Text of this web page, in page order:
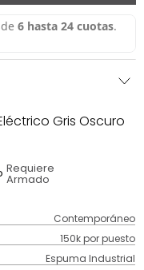
Gris Oscuro
Requiere
Armado
Contemporáneo
150k por puesto
Espuma Industrial